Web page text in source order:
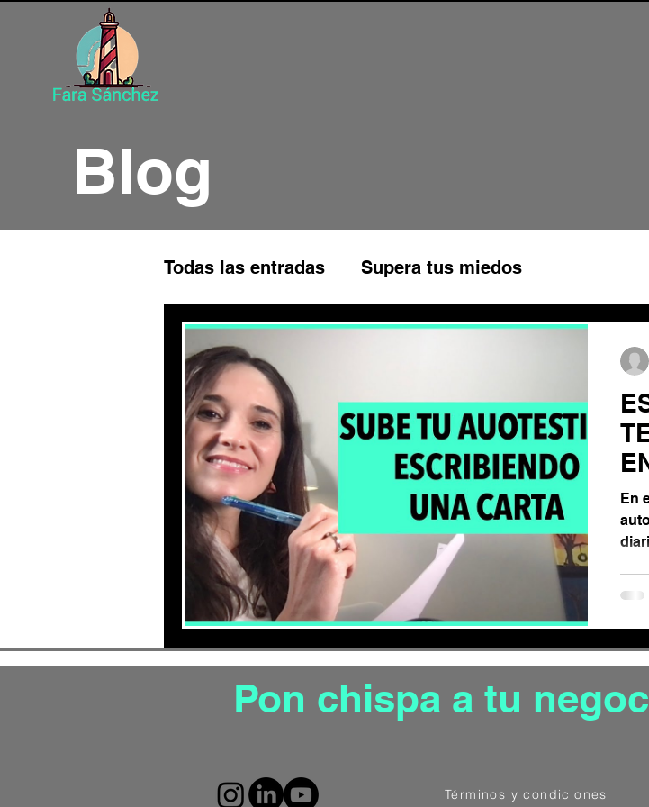
Blog
Todas las entradas Supera tus miedos
Programación Neurolingüística
Productividad Gestión de las emociones
Mejora tu autoestima Gestión de estrés
Gestion de estrés autónomo
En
Pon chispa a tu
Términos y condiciones